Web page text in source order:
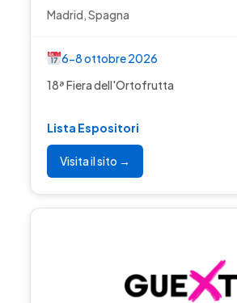
Madrid, Spagna
6-8 ottobre 2026
18ª Fiera dell'Ortofrutta
Lista Espositori
Visita il sito →